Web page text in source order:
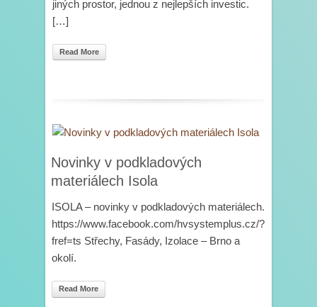
jiných prostor, jednou z nejlepších investic.
[…]
Read More
Novinky v podkladových
materiálech Isola
ISOLA – novinky v podkladových materiálech.
https://www.facebook.com/hvsystemplus.cz/?
fref=ts Střechy, Fasády, Izolace – Brno a
okolí.
Read More